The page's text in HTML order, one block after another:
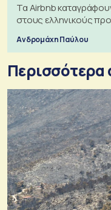
Τα Airbnb
στους ελληνικούς
Ανδρομάχη Παύλου